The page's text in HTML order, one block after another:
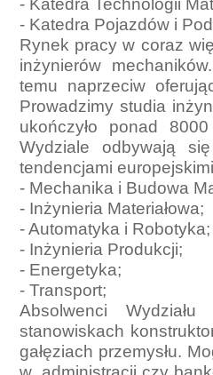
- Katedra Pojazdów i
Rynek pracy w coraz
inżynierów
temu naprzeciw
Prowadzimy studia
ukończyło ponad
Wydziale odbywają
tendencjami
- Mechanika i Budowa
- Inżynieria Materiałowa;
- Automatyka i Robotyka;
- Inżynieria Produkcji;
- Energetyka;
- Transport;
Absolwenci
stanowiskach
gałęziach przemysłu.